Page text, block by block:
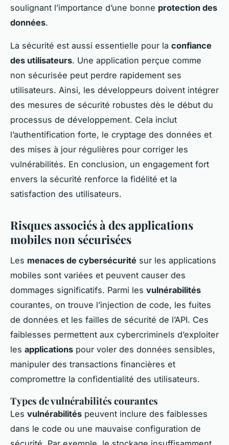
soulignant l’importance d’une bonne protection des
données.
La sécurité est aussi essentielle pour la confiance
des utilisateurs. Une application perçue comme
non sécurisée peut perdre rapidement ses
utilisateurs. Ainsi, les développeurs doivent intégrer
des mesures de sécurité robustes dès le début du
processus de développement. Cela inclut
l’authentification forte, le cryptage des données et
des mises à jour régulières pour corriger les
vulnérabilités. En conclusion, un engagement fort
envers la sécurité renforce la fidélité et la
satisfaction des utilisateurs.
Risques associés à des applications
mobiles non sécurisées
Les menaces de cybersécurité sur les applications
mobiles sont variées et peuvent causer des
dommages significatifs. Parmi les vulnérabilités
courantes, on trouve l’injection de code, les fuites
de données et les failles de sécurité de l’API. Ces
faiblesses permettent aux cybercriminels d’exploiter
les applications pour voler des données sensibles,
manipuler des transactions financières et
compromettre la confidentialité des utilisateurs.
Types de vulnérabilités courantes
Les vulnérabilités peuvent inclure des faiblesses
dans le code ou une mauvaise configuration de